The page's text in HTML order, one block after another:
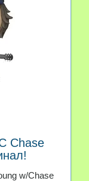
Chase
w/Chase